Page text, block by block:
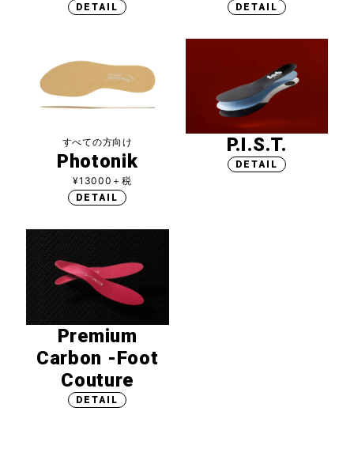
DETAIL DETAIL
すべての方向け
Photonik
¥13000＋税
DETAIL
P.I.S.T.
DETAIL
Premium
Carbon -Foot
Couture
DETAIL